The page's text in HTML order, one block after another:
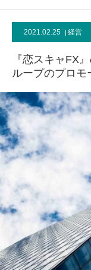
2021.02.25 経営
『恋スキャFX
ループのプロモ